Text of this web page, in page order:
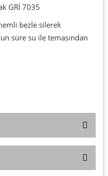
GRİ 7035
bezle silerek
süre su ile temasından